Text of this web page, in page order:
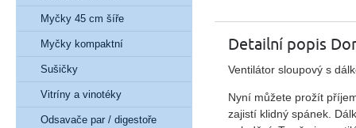
Detailní popis
Ventilátor sloupový s
Nyní můžete prožít
zajistí klidný spánek.
Myčky 45 cm šíře
Myčky kompaktní
Sušičky
Vitríny a vinotéky
Odsavače par / digestoře